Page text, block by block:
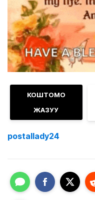
КОШТОМО
ЖАЗУУ
postallady24